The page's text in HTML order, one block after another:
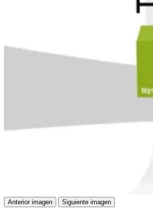
Anterior imagen Siguiente imagen